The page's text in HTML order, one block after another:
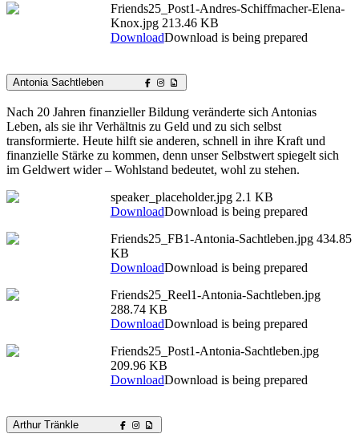
Friends25_Post1-Andres-Schiffmacher-Elena-
Knox.jpg 213.46 KB
DownloadDownload is being prepared
Antonia Sachtleben
Nach 20 Jahren finanzieller Bildung veränderte sich Antonias
Leben, als sie ihr Verhältnis zu Geld und zu sich selbst
transformierte. Heute hilft sie anderen, schnell in ihre Kraft und
finanzielle Stärke zu kommen, denn unser Selbstwert spiegelt sich
im Geldwert wider – Wohlstand bedeutet, wohl zu stehen.
speaker_placeholder.jpg 2.1 KB
DownloadDownload is being prepared
Friends25_FB1-Antonia-Sachtleben.jpg 434.85
KB
DownloadDownload is being prepared
Friends25_Reel1-Antonia-Sachtleben.jpg
288.74 KB
DownloadDownload is being prepared
Friends25_Post1-Antonia-Sachtleben.jpg
209.96 KB
DownloadDownload is being prepared
Arthur Tränkle